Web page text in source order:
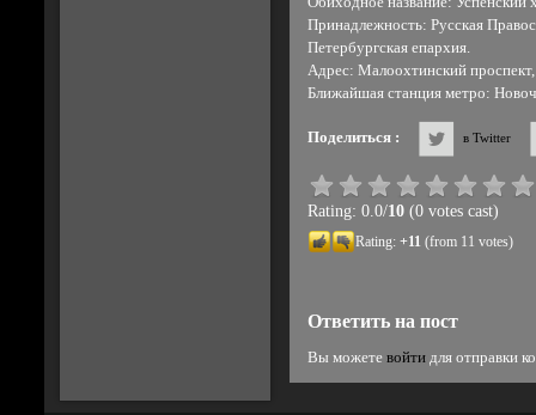
Принадлежность: Русская
Петербургская епархия.
Адрес: Малоохтинский
Ближайшая станция метро:
Поделиться : в Twitter
Rating: 0.0/10(0 votes cast)
Rating: +11(from 11 votes)
Ответить на пост
Вы можете войтидля отправки